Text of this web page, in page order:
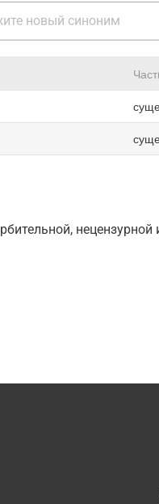
нецензурной